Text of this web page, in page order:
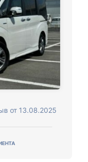
от 13.08.2025